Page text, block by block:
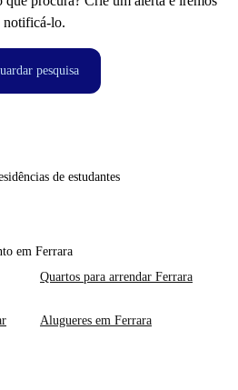
notificá-lo.
pesquisa
de estudantes
em Ferrara
Quartos para arrendar Ferrara
Alugueres em Ferrara